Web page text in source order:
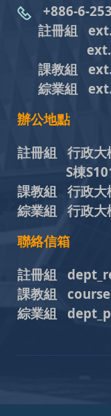
+886-6-
註冊組 ext.
ext.
課教組
綜業組
辦公地點
註冊組 行政大
S棟S101
課教組 行政大
綜業組 行政大
聯絡信箱
註冊組
課教組
綜業組